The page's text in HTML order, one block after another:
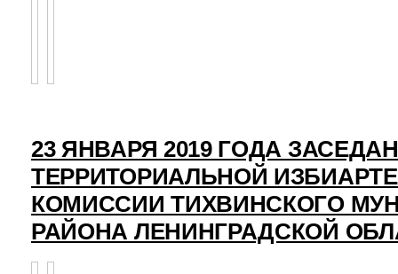
23 ЯНВАРЯ 2019 ГОДА
ТЕРРИТОРИАЛЬНОЙ
КОМИССИИ ТИХВИНСКОГО
РАЙОНА ЛЕНИНГРАДСКОЙ